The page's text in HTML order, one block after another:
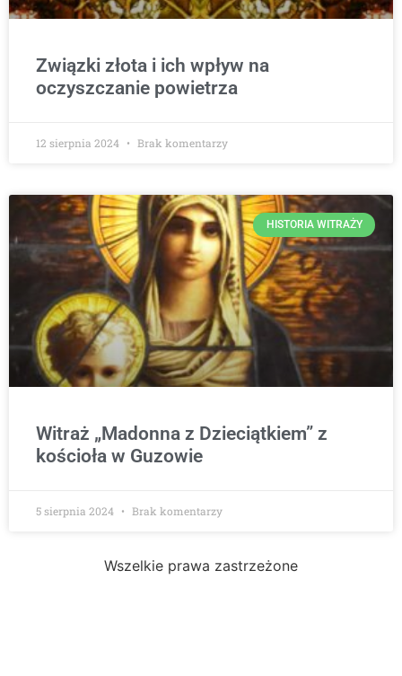
Związki złota i ich wpływ na
oczyszczanie powietrza
12 sierpnia 2024 Brak komentarzy
HISTORIA WITRAŻY
Witraż „Madonna z Dzieciątkiem” z
kościoła w Guzowie
5 sierpnia 2024 Brak komentarzy
Wszelkie prawa zastrzeżone